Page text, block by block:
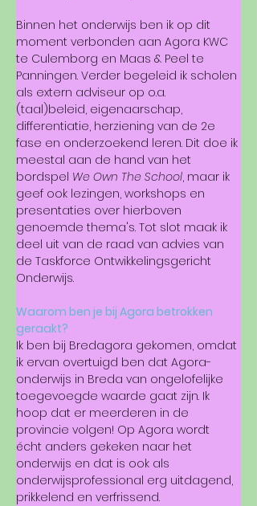
Binnen het onderwijs ben ik op dit
moment verbonden aan Agora KWC
te Culemborg en Maas & Peel te
Panningen. Verder begeleid ik scholen
als extern adviseur op o.a.
(taal)beleid, eigenaarschap,
differentiatie, herziening van de 2e
fase en onderzoekend leren. Dit doe ik
meestal aan de hand van het
bordspel We Own The School, maar ik
geef ook lezingen, workshops en
presentaties over hierboven
genoemde thema's. Tot slot maak ik
deel uit van de raad van advies van
de Taskforce Ontwikkelingsgericht
Onderwijs.
Waarom ben je bij Agora betrokken
geraakt?
Ik ben bij Bredagora gekomen, omdat
ik ervan overtuigd ben dat Agora-
onderwijs in Breda van ongelofelijke
toegevoegde waarde gaat zijn. Ik
hoop dat er meerderen in de
provincie volgen! Op Agora wordt
écht anders gekeken naar het
onderwijs en dat is ook als
onderwijsprofessional erg uitdagend,
prikkelend en verfrissend.